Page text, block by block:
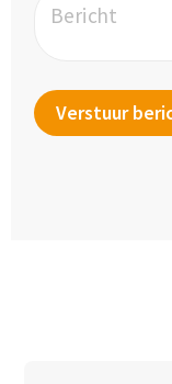
Bericht